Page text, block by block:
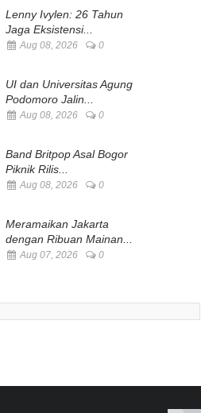
Lenny Ivylen: 26 Tahun
Jaga Eksistensi...
Aug 08, 2026 0
UI dan Universitas Agung
Podomoro Jalin...
Aug 08, 2026 0
Band Britpop Asal Bogor
Piknik Rilis...
Aug 08, 2026 0
Meramaikan Jakarta
dengan Ribuan Mainan...
Aug 07, 2026 0